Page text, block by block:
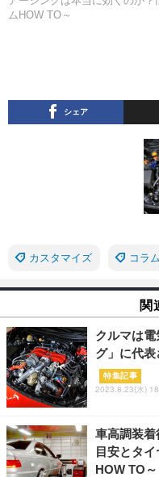
ムHOW TO～
シェア
カスタマイズ コラム
関
クルマは
グ」に代
特集記事
2023.8.23(水)
車高調装着
目安とタ
HOW TO～